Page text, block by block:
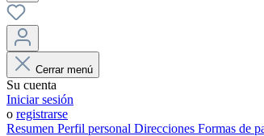
Cerrar menú
Su cuenta
Iniciar sesión
o registrarse
Resumen Perfil personal Direcciones Formas de